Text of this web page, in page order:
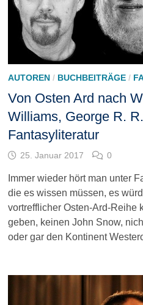
AUTOREN/ BUCHBEITRÄGE/
Von Osten Ard nach
Williams, George R.
Fantasyliteratur
25. Januar 2017 0
Immer wieder hört man unter
die es wissen müssen, es
vortrefflicher Osten-Ard-Reihe
geben, keinen John Snow,
oder gar den Kontinent